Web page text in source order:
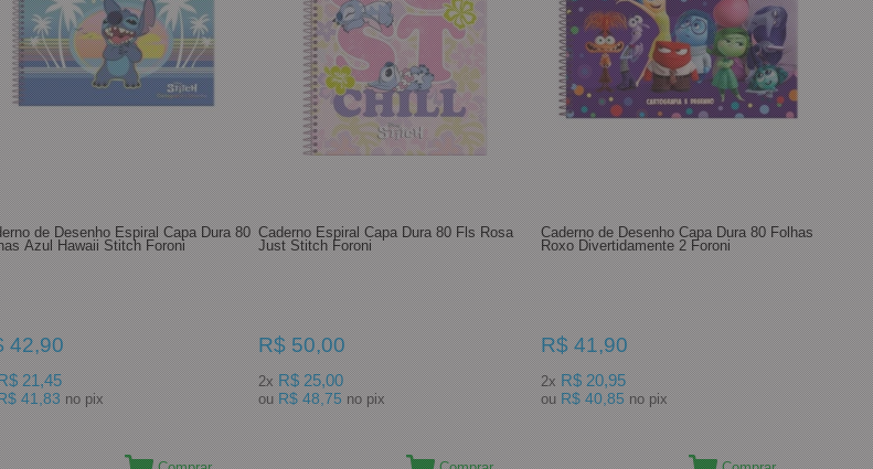
de Desenho Espiral Capa Dura 80
Azul Hawaii Stitch Foroni
42,90
21,45
41,83 no pix
Caderno Espiral Capa Dura 80 Fls Rosa
Just Stitch Foroni
R$ 50,00
2x R$ 25,00
ou R$ 48,75 no pix
Caderno de Desenho Capa Dura 80 Folhas
Roxo Divertidamente 2 Foroni
R$ 41,90
2x R$ 20,95
ou R$ 40,85 no pix